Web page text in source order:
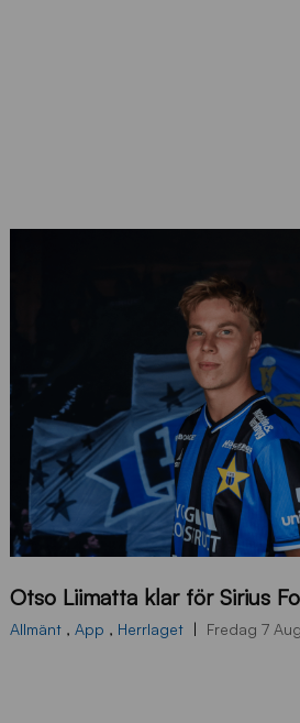
L
_
Otso Liimatta klar för Sirius
Allmänt , App , Herrlaget Fredag 7